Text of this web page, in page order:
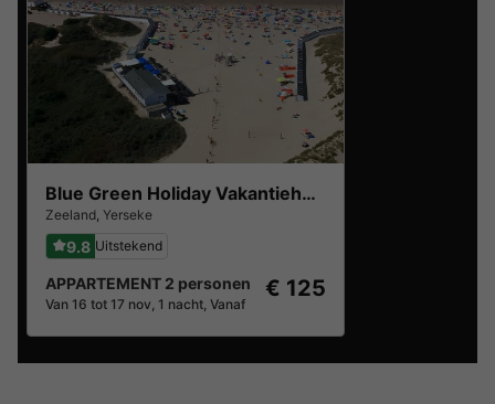
Blue Green Holiday Vakantiehuizen
Zeeland, Yerseke
9.8 Uitstekend
APPARTEMENT 2 personen
Van 16 tot 17 nov, 1 nacht, Vanaf
€ 125